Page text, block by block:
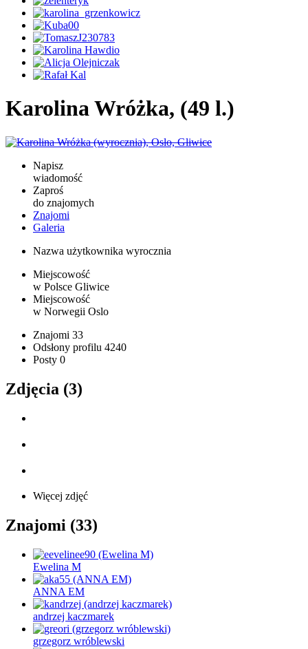
Karolina Wróżka, (49 l.)
Napisz
wiadomość
Zaproś
do znajomych
Znajomi
Galeria
Nazwa użytkownika wyrocznia
Miejscowość
w Polsce Gliwice
Miejscowość
w Norwegii Oslo
Znajomi 33
Odsłony profilu 4240
Posty 0
Zdjęcia (3)
Więcej zdjęć
Znajomi (33)
Ewelina M
ANNA EM
andrzej kaczmarek
grzegorz wróblewski